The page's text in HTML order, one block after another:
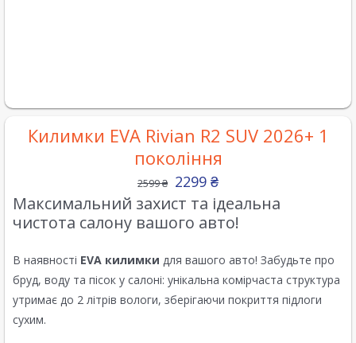
Килимки EVA Rivian R2 SUV 2026+ 1
покоління
2599₴ 2299 ₴
Максимальний захист та ідеальна
чистота салону вашого авто!
В наявності EVA килимки для вашого авто! Забудьте про
бруд, воду та пісок у салоні: унікальна комірчаста структура
утримає до 2 літрів вологи, зберігаючи покриття підлоги
сухим.